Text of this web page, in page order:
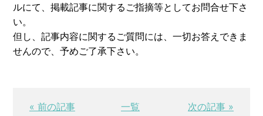
ルにて、掲載記事に関するご指摘等としてお問合せ下さ
い。
但し、記事内容に関するご質問には、一切お答えできま
せんので、予めご了承下さい。
« 前の記事 一覧 次の記事 »